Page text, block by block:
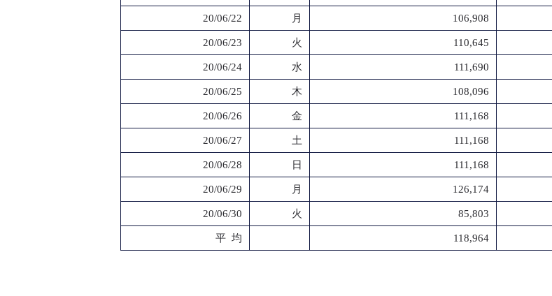
20/06/22 月 106,908
20/06/23 火 110,645
20/06/24 水 111,690
20/06/25 木 108,096
20/06/26 金 111,168
20/06/27 土 111,168
20/06/28 日 111,168
20/06/29 月 126,174
20/06/30 火 85,803
平 均 118,964